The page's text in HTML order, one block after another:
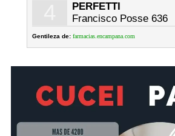
PERFETTI
Francisco Posse 636
Gentileza de: farmacias.encampana.com